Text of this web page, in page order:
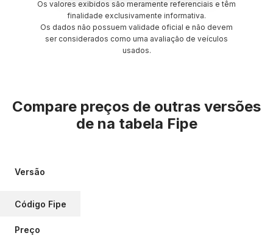
Os valores exibidos são meramente referenciais e têm
finalidade exclusivamente informativa.
Os dados não possuem validade oficial e não devem
ser considerados como uma avaliação de veículos
usados.
Compare preços de outras versões
de na tabela Fipe
Versão
Código Fipe
Preço